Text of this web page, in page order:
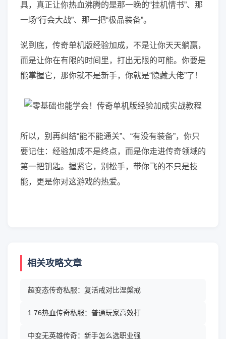
具，真正让你热血沸腾的是那一晚的“挂机情书”、那
一场“行会大战”、那一把“极品装备”。
说到底，传奇单机版经验加成，不是让你天天躺赢，
而是让你在有限的时间里，打出无限的可能。你要是
能掌握它，那你就不是新手，你就是“隐藏大佬”了！
所以，别再纠结“能不能通关”、“有没有装备”，你只
要记住：经验加成不是终点，而是你走进传奇领域的
第一把钥匙。握紧它，别松手，带你飞的不只是技
能，更是你对这游戏的热爱。
相关攻略文章
超变态传奇私服：复活戒对比涅槃戒
1.76热血传奇私服：普通玩家高效打
中变无英雄传奇：新手怎么选职业强